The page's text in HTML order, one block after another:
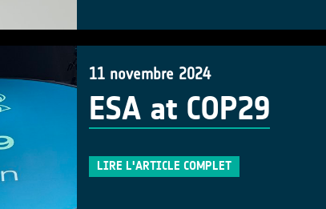
11 novembre 2024
ESA at COP29
LIRE L'ARTICLE COMPLET